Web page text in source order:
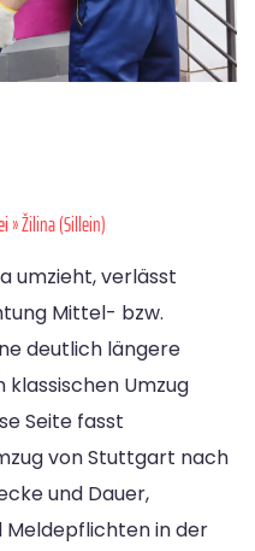
» Žilina (Sillein)
umzieht, verlässt
Mittel- bzw.
deutlich längere
Umzug
Seite fasst
von Stuttgart nach
und Dauer,
Meldepflichten in der